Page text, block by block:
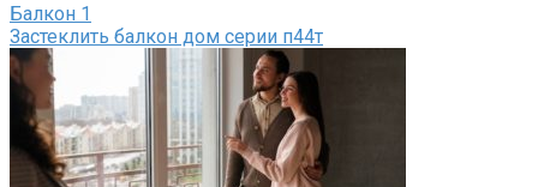
Балкон 1
Застеклить балкон дом серии п44т